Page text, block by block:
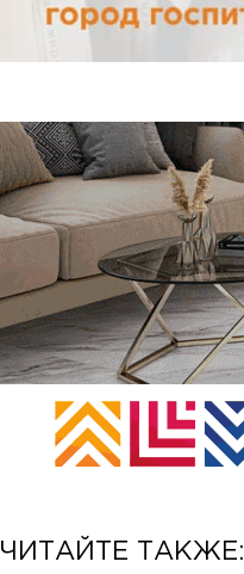
ЧИТАЙТЕ ТАКЖЕ: